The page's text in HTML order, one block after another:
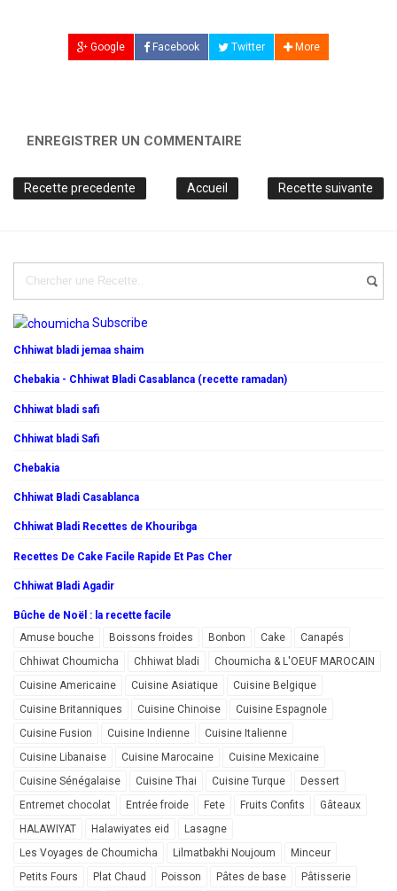
Google Facebook Twitter More
ENREGISTRER UN COMMENTAIRE
Recette precedente Recette suivante
Accueil
Subscribe
Chhiwat bladi jemaa shaim
Chebakia - Chhiwat Bladi Casablanca (recette ramadan)
Chhiwat bladi safi
Chhiwat bladi Safi
Chebakia
Chhiwat Bladi Casablanca
Chhiwat Bladi Recettes de Khouribga
Recettes De Cake Facile Rapide Et Pas Cher
Chhiwat Bladi Agadir
Bûche de Noël : la recette facile
Amuse bouche
Boissons froides Bonbon Cake
Canapés
Chhiwat Choumicha
Chhiwat bladi
Choumicha & L'OEUF MAROCAIN
Cuisine Americaine
Cuisine Asiatique
Cuisine Belgique
Cuisine Britanniques
Cuisine Chinoise
Cuisine Espagnole
Cuisine Fusion
Cuisine Indienne
Cuisine Italienne
Cuisine Libanaise
Cuisine Marocaine
Cuisine Mexicaine
Cuisine Sénégalaise
Cuisine Thai Cuisine Turque
Dessert
Entremet chocolat
Entrée froide Fete Fruits Confits
Gâteaux
HALAWIYAT
Halawiyates eid
Lasagne
Les Voyages de Choumicha
Lilmatbakhi Noujoum
Minceur
Petits Fours
Plat Chaud Poisson Pâtes de base Pâtisserie